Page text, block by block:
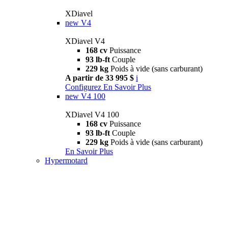
XDiavel
new V4
XDiavel V4
168 cv Puissance
93 lb-ft Couple
229 kg Poids à vide (sans carburant)
A partir de 33 995 $ i
Configurez En Savoir Plus
new V4 100
XDiavel V4 100
168 cv Puissance
93 lb-ft Couple
229 kg Poids à vide (sans carburant)
En Savoir Plus
Hypermotard